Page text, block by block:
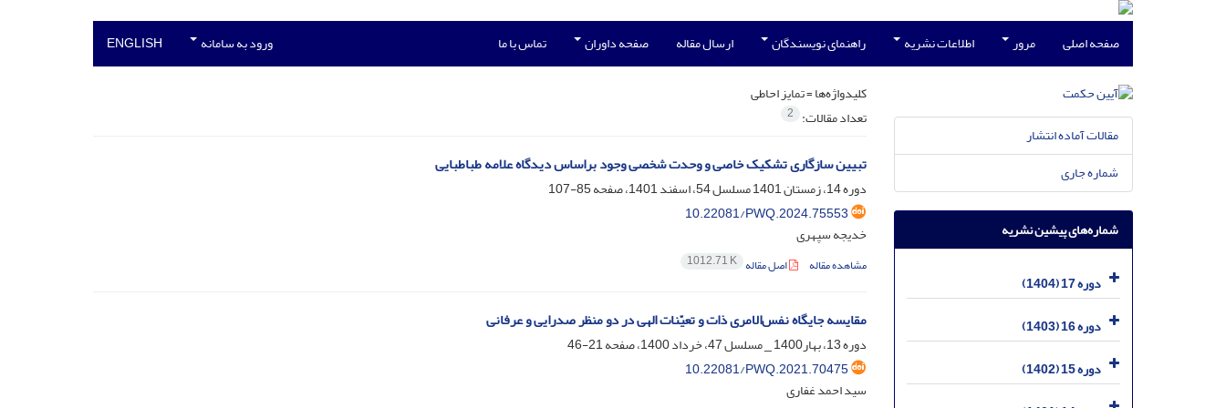
صفحه اصلی مرور اطلاعات نشریه راهنمای نویسندگان ارسال مقاله صفحه داوران تماس با ما ورود به سامانه ENGLISH
کلیدواژه‌ها =تمایز احاطی
تعداد مقالات: 2
تبیین سازگاری تشکیک خاصی و وحدت شخصی وجود براساس دیدگاه علامه طباطبایی
دوره 14، زمستان 1401 مسلسل 54، اسفند 1401، صفحه
85-107
10.22081/PWQ.2024.75553
خدیجه سپهری
مشاهده مقاله اصل مقاله 1012.71 K
مقایسه جایگاه نفس‌الامری ذات و تعیّنات الهی در دو منظر صدرایی و عرفانی
دوره 13، بهار1400 _ مسلسل 47، خرداد 1400، صفحه
21-46
10.22081/PWQ.2021.70475
سید احمد غفاری
مقالات آماده انتشار
شماره جاری
شماره‌های پیشین نشریه
دوره 17 (1404)
دوره 16 (1403)
دوره 15 (1402)